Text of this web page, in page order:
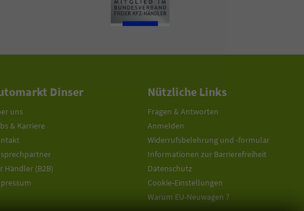
Dinser
uns
& Karriere
Händler (B2B)
Nützliche Links
Fragen & Antworten
Anmelden
Widerrufsbelehrung und -formular
Informationen zur Barrierefreiheit
Datenschutz
Cookie-Einstellungen
Warum EU-Neuwagen ?